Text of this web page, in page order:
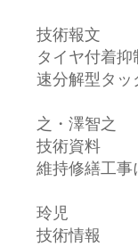
技術報文
タイヤ付着抑
速分解型タッ
・・・
之・澤智
技術資料
維持修繕工事
・
玲児
技術情報